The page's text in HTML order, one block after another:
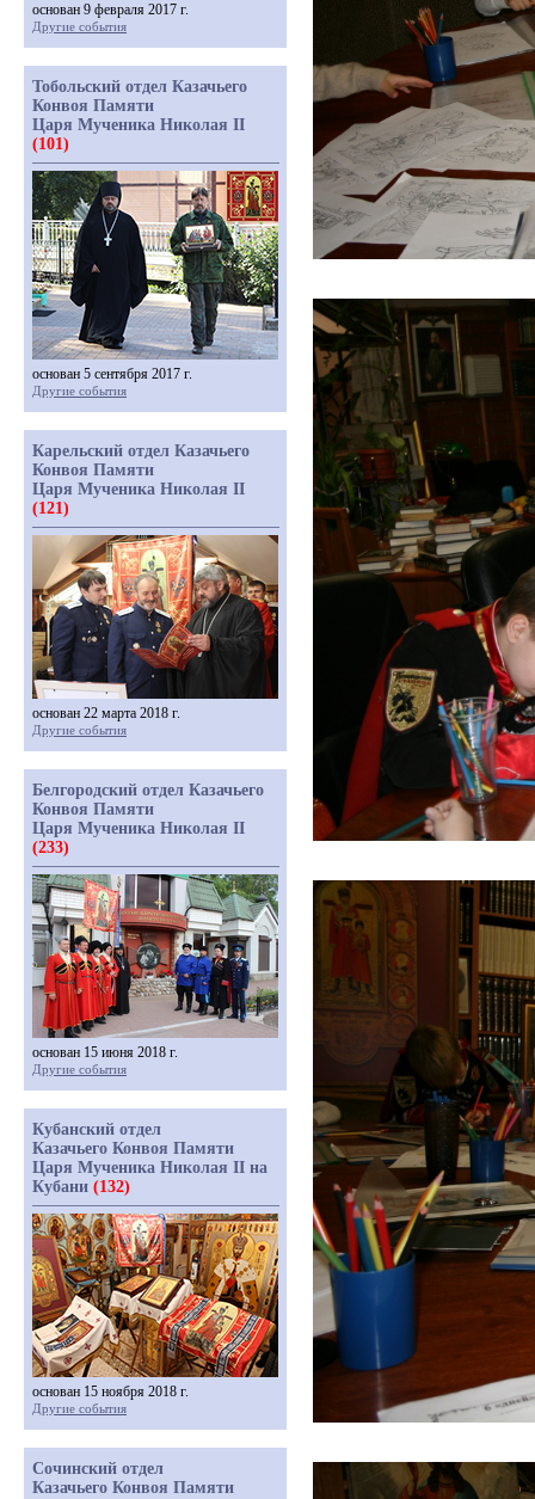
основан 9 февраля 2017 г.
Другие события
Тобольский отдел Казачьего
Конвоя Памяти
Царя Мученика Николая II
(101)
основан 5 сентября 2017 г.
Другие события
Карельский отдел Казачьего
Конвоя Памяти
Царя Мученика Николая II
(121)
основан 22 марта 2018 г.
Другие события
Белгородский отдел Казачьего
Конвоя Памяти
Царя Мученика Николая II
(233)
основан 15 июня 2018 г.
Другие события
Кубанский отдел
Казачьего Конвоя Памяти
Царя Мученика Николая II на
Кубани (132)
основан 15 ноября 2018 г.
Другие события
Сочинский отдел
Казачьего Конвоя Памяти